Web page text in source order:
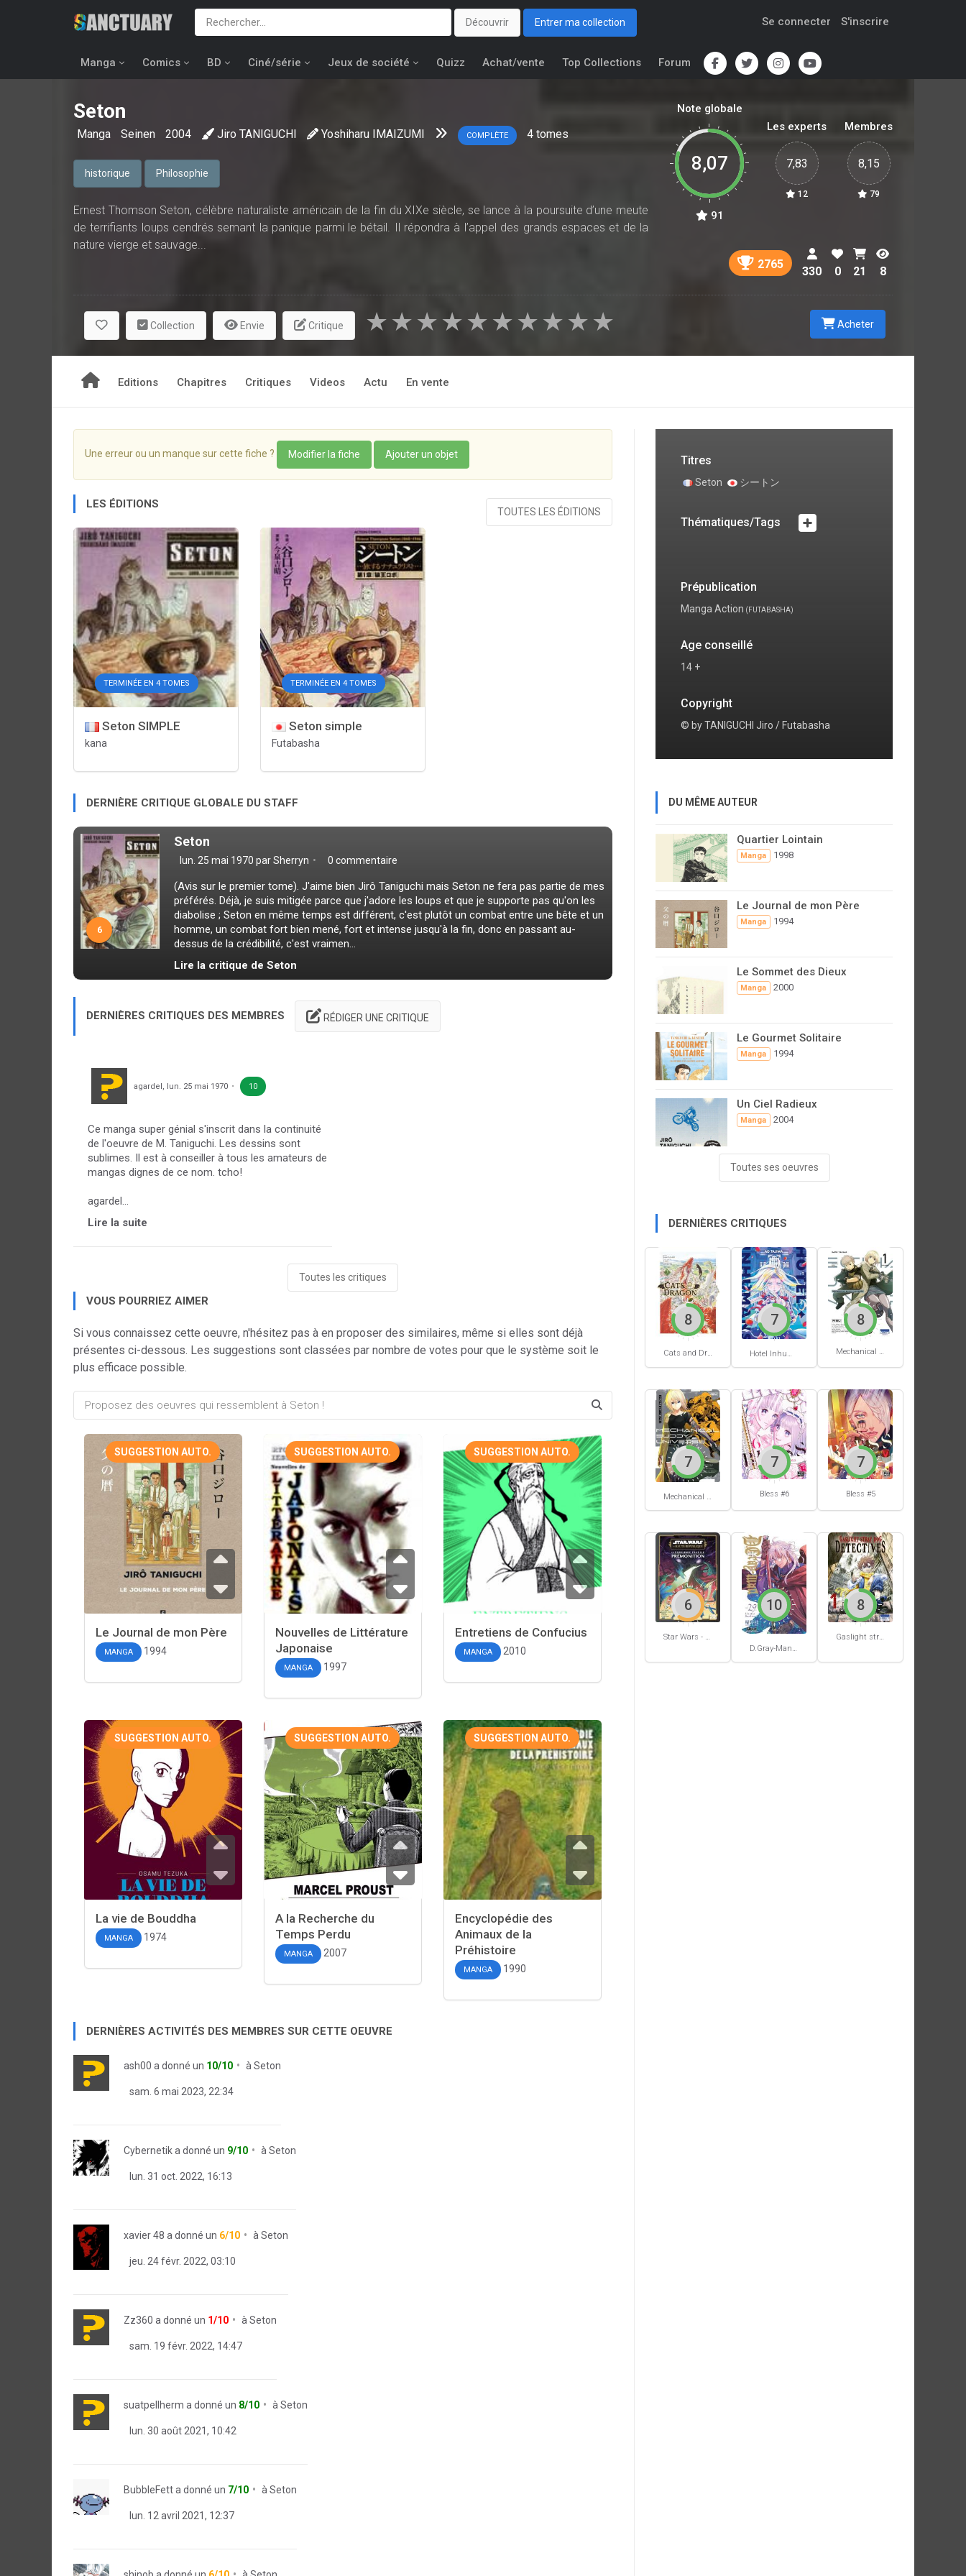
Découvrir Entrer ma collection Se connecter S'inscrire
Manga Comics BD Ciné/série Jeux de société Quizz Achat/vente Top Collections Forum
Seton
Manga Seinen 2004 Jiro TANIGUCHI Yoshiharu IMAIZUMI COMPLÈTE 4 tomes
historique Philosophie
Ernest Thomson Seton, célèbre naturaliste américain de la fin du XIXe siècle, se lance à la poursuite d’une meute
de terrifiants loups cendrés semant la panique parmi le bétail. Il répondra à l’appel des grands espaces et de la
nature vierge et sauvage...
Note globale
8,07
91
Les experts
7,83
12
Membres
8,15
79
2765
330 0 21 8
Collection Envie Critique ★
★
★
★
★
★
★
★
★
★ Acheter
Editions Chapitres Critiques Videos Actu En vente
Une erreur ou un manque sur cette fiche ? Modifier la fiche Ajouter un objet
LES ÉDITIONS
TOUTES LES ÉDITIONS
TERMINÉE EN 4 TOMES
Seton SIMPLE
kana
TERMINÉE EN 4 TOMES
Seton simple
Futabasha
DERNIÈRE CRITIQUE GLOBALE DU STAFF
6
Seton
lun. 25 mai 1970 parSherryn 0 commentaire
(Avis sur le premier tome). J'aime bien Jirô Taniguchi mais Seton ne fera pas partie de mes
préférés. Déjà, je suis mitigée parce que j'adore les loups et que je supporte pas qu'on les
diabolise ; Seton en même temps est différent, c'est plutôt un combat entre une bête et un
homme, un combat fort bien mené, fort et intense jusqu'à la fin, donc en passant au-
dessus de la crédibilité, c'est vraimen...
Lire la critique de Seton
DERNIÈRES CRITIQUES DES MEMBRES RÉDIGER UNE CRITIQUE
agardel, lun. 25 mai 1970 10
Ce manga super génial s'inscrit dans la continuité
de l'oeuvre de M. Taniguchi. Les dessins sont
sublimes. Il est à conseiller à tous les amateurs de
mangas dignes de ce nom. tcho!
agardel...
Lire la suite
Toutes les critiques
VOUS POURRIEZ AIMER
Si vous connaissez cette oeuvre, n'hésitez pas à en proposer des similaires, même si elles sont déjà
présentes ci-dessous. Les suggestions sont classées par nombre de votes pour que le système soit le
plus efficace possible.
SUGGESTION AUTO.
Le Journal de mon Père
MANGA 1994
SUGGESTION AUTO.
Nouvelles de Littérature
Japonaise
MANGA 1997
SUGGESTION AUTO.
Entretiens de Confucius
MANGA 2010
SUGGESTION AUTO.
La vie de Bouddha
MANGA 1974
SUGGESTION AUTO.
A la Recherche du
Temps Perdu
MANGA 2007
SUGGESTION AUTO.
Encyclopédie des
Animaux de la
Préhistoire
MANGA 1990
DERNIÈRES ACTIVITÉS DES MEMBRES SUR CETTE OEUVRE
ash00 a donné un 10/10 à Seton
sam. 6 mai 2023, 22:34
Cybernetika donné un 9/10 à Seton
lun. 31 oct. 2022, 16:13
xavier 48 a donné un 6/10 à Seton
jeu. 24 févr. 2022, 03:10
Zz360 a donné un 1/10 à Seton
sam. 19 févr. 2022, 14:47
suatpellherm a donné un 8/10 à Seton
lun. 30 août 2021, 10:42
BubbleFetta donné un 7/10 à Seton
lun. 12 avril 2021, 12:37
Titres
Seton シートン
Thématiques/Tags
Prépublication
Manga Action (FUTABASHA)
Age conseillé
14 +
Copyright
© by TANIGUCHI Jiro / Futabasha
DU MÊME AUTEUR
Quartier Lointain
Manga 1998
Le Journal de mon Père
Manga 1994
Le Sommet des Dieux
Manga 2000
Le Gourmet Solitaire
Manga 1994
Un Ciel Radieux
Manga 2004
Toutes ses oeuvres
DERNIÈRES CRITIQUES
Cats and Dragon #3
8
Hotel Inhumans #1
7
Mechanical Buddy Universe #1
8
Mechanical Buddy Universe #0
7
Bless #6
7
Bless #5
7
6
D.Gray-Man #29
10 8